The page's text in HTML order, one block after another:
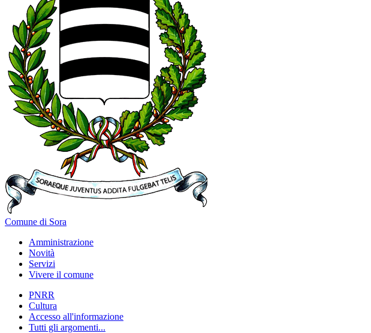
Comune di Sora
Amministrazione
Novità
Servizi
Vivere il comune
PNRR
Cultura
Accesso all'informazione
Tutti gli argomenti...